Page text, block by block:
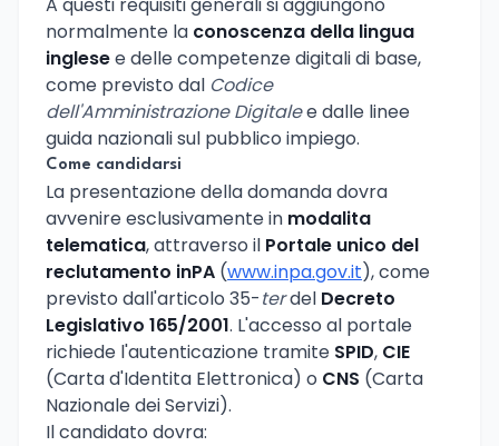
normalmente la conoscenza della lingua
inglesee delle competenze digitali di base,
come previsto dal Codice
dell'Amministrazione Digitalee dalle linee
guida nazionali sul pubblico impiego.
Come candidarsi
La presentazione della domanda dovra
avvenire esclusivamente in modalita
telematica, attraverso il Portale unico del
reclutamento inPA (www.inpa.gov.it), come
previsto dall'articolo 35-terdel Decreto
Legislativo 165/2001. L'accesso al portale
richiede l'autenticazione tramite SPID, CIE
(Carta d'Identita Elettronica) o CNS (Carta
Nazionale dei Servizi).
Il candidato dovra: